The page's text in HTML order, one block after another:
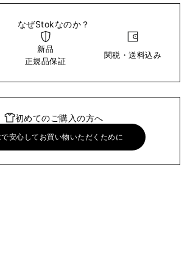
なぜStokなのか？
新品
正規品保証
関税・送料込み
初めてのご購入の方へ
安心してお買い物いただくために